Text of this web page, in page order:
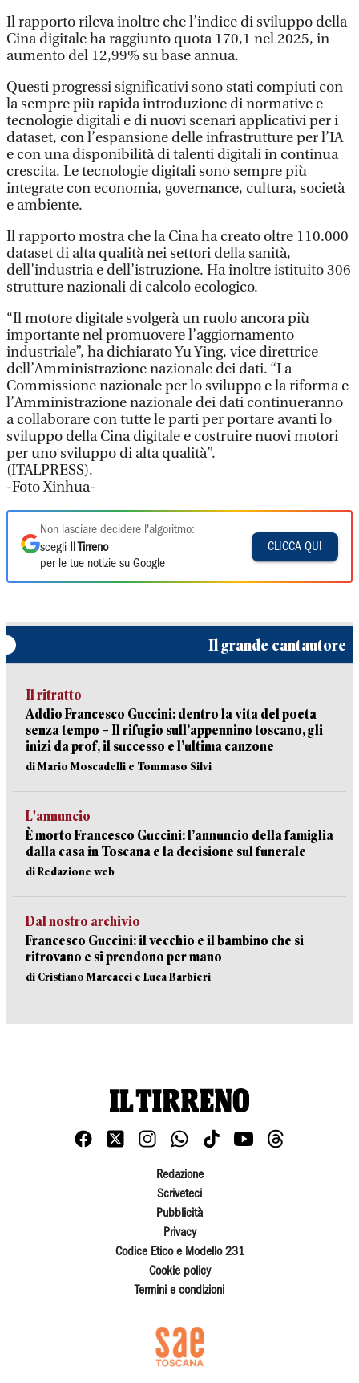
Il rapporto rileva inoltre che l’indice di sviluppo della
Cina digitale ha raggiunto quota 170,1 nel 2025, in
aumento del 12,99% su base annua.
Questi progressi significativi sono stati compiuti con
la sempre più rapida introduzione di normative e
tecnologie digitali e di nuovi scenari applicativi per i
dataset, con l’espansione delle infrastrutture per l’IA
e con una disponibilità di talenti digitali in continua
crescita. Le tecnologie digitali sono sempre più
integrate con economia, governance, cultura, società
e ambiente.
Il rapporto mostra che la Cina ha creato oltre 110.000
dataset di alta qualità nei settori della sanità,
dell’industria e dell’istruzione. Ha inoltre istituito 306
strutture nazionali di calcolo ecologico.
“Il motore digitale svolgerà un ruolo ancora più
importante nel promuovere l’aggiornamento
industriale”, ha dichiarato Yu Ying, vice direttrice
dell’Amministrazione nazionale dei dati. “La
Commissione nazionale per lo sviluppo e la riforma e
l’Amministrazione nazionale dei dati continueranno
a collaborare con tutte le parti per portare avanti lo
sviluppo della Cina digitale e costruire nuovi motori
per uno sviluppo di alta qualità”.
(ITALPRESS).
-Foto Xinhua-
Non lasciare decidere l'algoritmo:
scegli
Il Tirreno
per le tue notizie su Google
CLICCA QUI
Il grande cantautore
Il ritratto
Addio Francesco Guccini: dentro la vita del poeta
senza tempo – Il rifugio sull’appennino toscano, gli
inizi da prof, il successo e l’ultima canzone
di Mario Moscadelli e Tommaso Silvi
L'annuncio
È morto Francesco Guccini: l’annuncio della famiglia
dalla casa in Toscana e la decisione sul funerale
di Redazione web
Dal nostro archivio
Francesco Guccini: il vecchio e il bambino che si
ritrovano e si prendono per mano
di Cristiano Marcacci e Luca Barbieri
Redazione
Scriveteci
Pubblicità
Privacy
Codice Etico e Modello 231
Cookie policy
Termini e condizioni